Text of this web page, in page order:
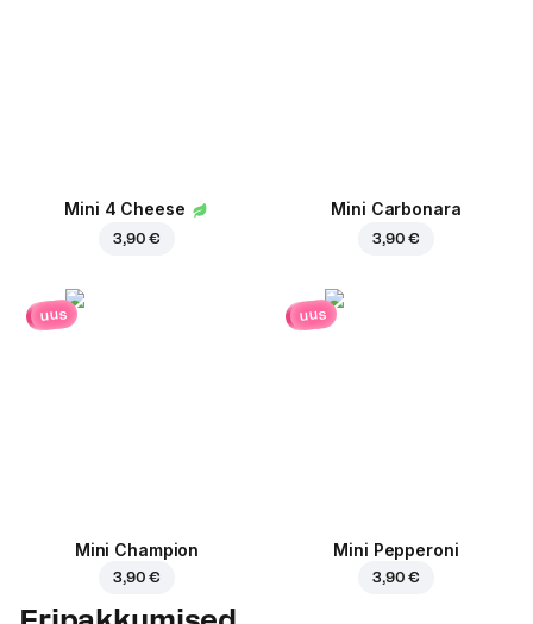
Mini 4 Cheese
3,90 €
Mini Carbonara
3,90 €
uus
Mini Champion
3,90 €
uus
Mini Pepperoni
3,90 €